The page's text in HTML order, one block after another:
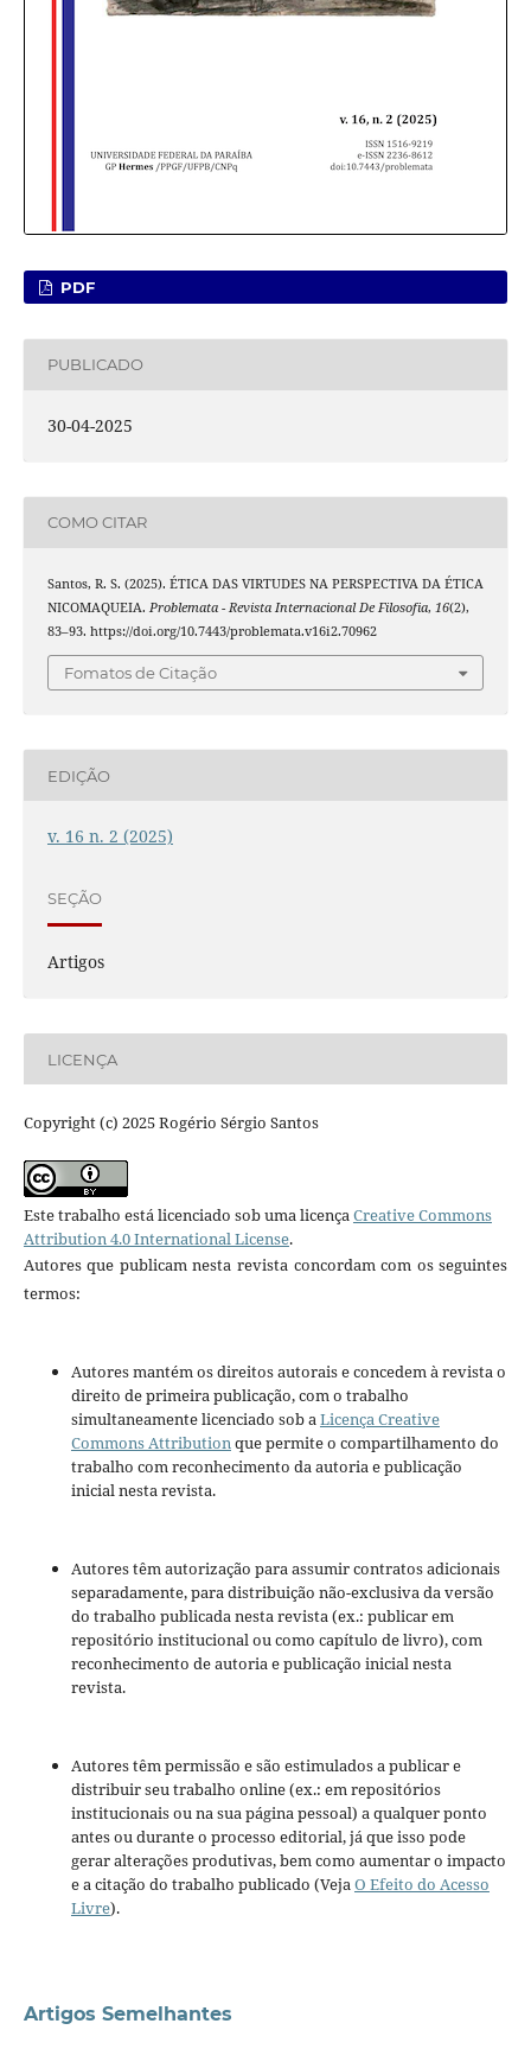
PDF
PUBLICADO
30-04-2025
COMO CITAR
Santos, R. S. (2025). ÉTICA DAS VIRTUDES NA PERSPECTIVA DA ÉTICA
NICOMAQUEIA. Problemata - Revista Internacional De Filosofia, 16(2),
83–93. https://doi.org/10.7443/problemata.v16i2.70962
Fomatos de Citação
EDIÇÃO
v. 16 n. 2 (2025)
SEÇÃO
Artigos
LICENÇA
Copyright (c) 2025 Rogério Sérgio Santos
Este trabalho está licenciado sob uma licençaCreative Commons
Attribution 4.0 International License.
Autores que publicam nesta revista concordam com os seguintes
termos:
Autores mantém os direitos autorais e concedem à revista o
direito de primeira publicação, com o trabalho
simultaneamente licenciado sob aLicença Creative
Commons Attributionque permite o compartilhamento do
trabalho com reconhecimento da autoria e publicação
inicial nesta revista.
Autores têm autorização para assumir contratos adicionais
separadamente, para distribuição não-exclusiva da versão
do trabalho publicada nesta revista (ex.: publicar em
repositório institucional ou como capítulo de livro), com
reconhecimento de autoria e publicação inicial nesta
revista.
Autores têm permissão e são estimulados a publicar e
distribuir seu trabalho online (ex.: em repositórios
institucionais ou na sua página pessoal) a qualquer ponto
antes ou durante o processo editorial, já que isso pode
gerar alterações produtivas, bem como aumentar o impacto
e a citação do trabalho publicado (VejaO Efeito do Acesso
Livre).
Artigos Semelhantes